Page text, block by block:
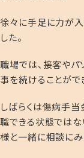
徐々に手足に力が入
した。
職場では、接客や
事を続けることがで
しばらくは傷病手
職できる状態では
様と一緒に相談にみ